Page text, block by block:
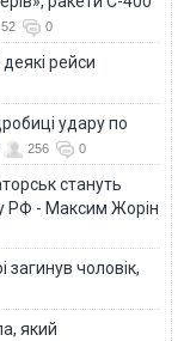
52 0
деякі рейси
удару по
256 0
стануть
РФ - Максим Жорін
чоловік,
який